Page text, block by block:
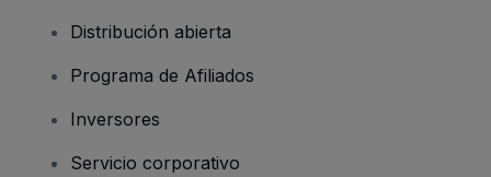
Distribución abierta
Programa de Afiliados
Inversores
Servicio corporativo